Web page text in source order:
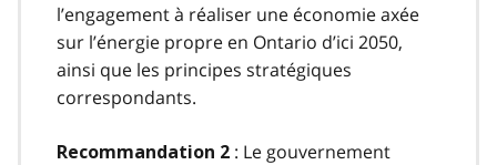
l’engagement à réaliser une économie axée
sur l’énergie propre en Ontario d’ici 2050,
ainsi que les principes stratégiques
correspondants.
Recommandation 2 : Le gouvernement